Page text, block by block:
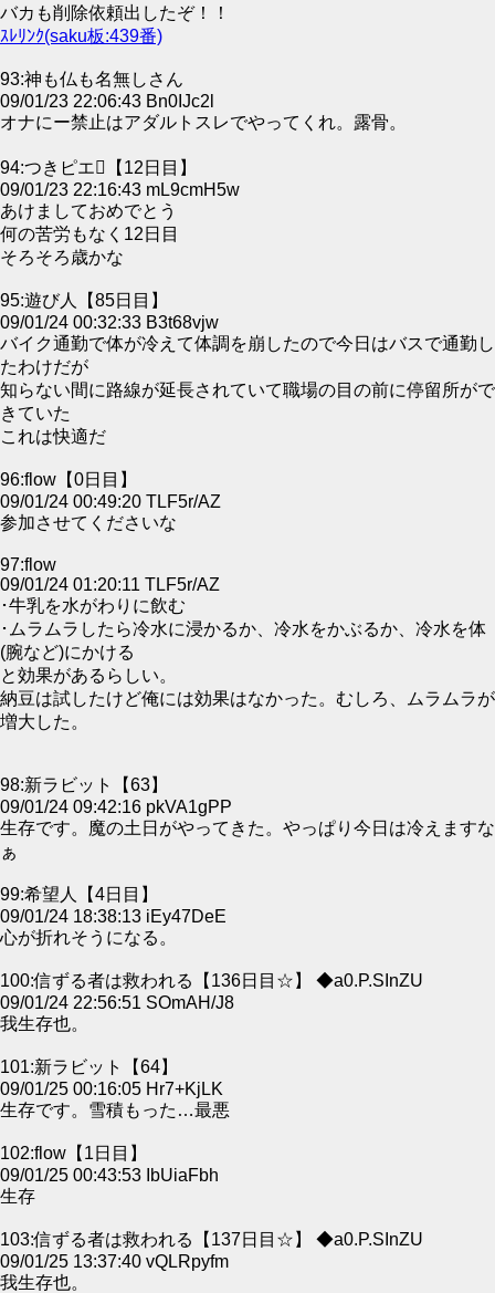
バカも削除依頼出したぞ！！
ｽﾚﾘﾝｸ(saku板:439番)
93:神も仏も名無しさん
09/01/23 22:06:43 Bn0IJc2l
オナにー禁止はアダルトスレでやってくれ。露骨。
94:つきピエ【12日目】
09/01/23 22:16:43 mL9cmH5w
あけましておめでとう
何の苦労もなく12日目
そろそろ歳かな
95:遊び人【85日目】
09/01/24 00:32:33 B3t68vjw
バイク通勤で体が冷えて体調を崩したので今日はバスで通勤し
たわけだが
知らない間に路線が延長されていて職場の目の前に停留所がで
きていた
これは快適だ
96:flow【0日目】
09/01/24 00:49:20 TLF5r/AZ
参加させてくださいな
97:flow
09/01/24 01:20:11 TLF5r/AZ
･牛乳を水がわりに飲む
･ムラムラしたら冷水に浸かるか、冷水をかぶるか、冷水を体
(腕など)にかける
と効果があるらしい。
納豆は試したけど俺には効果はなかった。むしろ、ムラムラが
増大した。
98:新ラビット【63】
09/01/24 09:42:16 pkVA1gPP
生存です。魔の土日がやってきた。やっぱり今日は冷えますな
ぁ
99:希望人【4日目】
09/01/24 18:38:13 iEy47DeE
心が折れそうになる。
100:信ずる者は救われる【136日目☆】 ◆a0.P.SInZU
09/01/24 22:56:51 SOmAH/J8
我生存也。
101:新ラビット【64】
09/01/25 00:16:05 Hr7+KjLK
生存です。雪積もった…最悪
102:flow【1日目】
09/01/25 00:43:53 IbUiaFbh
生存
103:信ずる者は救われる【137日目☆】 ◆a0.P.SInZU
09/01/25 13:37:40 vQLRpyfm
我生存也。